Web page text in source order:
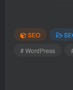
SEO
# WordPress